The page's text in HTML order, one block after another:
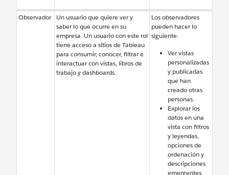
Observador
Un usuario que quiere ver y
saber lo que ocurre en su
empresa. Un usuario con este rol
tiene acceso a sitios de Tableau
para consumir, conocer, filtrar e
interactuar con vistas, libros de
trabajo y dashboards.
Los observadores
pueden hacer lo
siguiente:
Ver vistas
personalizadas
y publicadas
que han
creado otras
personas.
Explorar los
datos en una
vista con filtros
y leyendas,
opciones de
ordenación y
descripciones
emergentes.